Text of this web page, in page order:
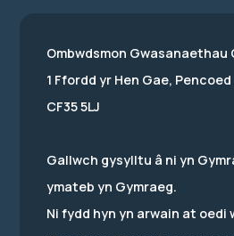
Ombwdsmon Gwasanaethau
1 Ffordd yr Hen Gae, Pencoed
CF35 5LJ
Gallwch gysylltu â ni yn
ymateb yn Gymraeg.
Ni fydd hyn yn arwain at oedi